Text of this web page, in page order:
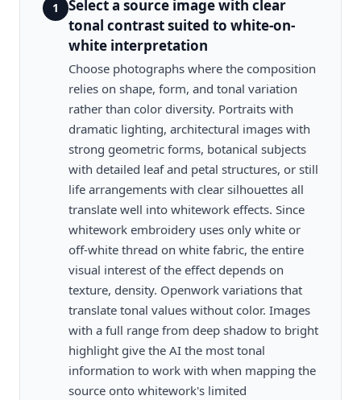
1
Select a source image with clear
tonal contrast suited to white-on-
white interpretation
Choose photographs where the composition
relies on shape, form, and tonal variation
rather than color diversity. Portraits with
dramatic lighting, architectural images with
strong geometric forms, botanical subjects
with detailed leaf and petal structures, or still
life arrangements with clear silhouettes all
translate well into whitework effects. Since
whitework embroidery uses only white or
off-white thread on white fabric, the entire
visual interest of the effect depends on
texture, density. Openwork variations that
translate tonal values without color. Images
with a full range from deep shadow to bright
highlight give the AI the most tonal
information to work with when mapping the
source onto whitework's limited